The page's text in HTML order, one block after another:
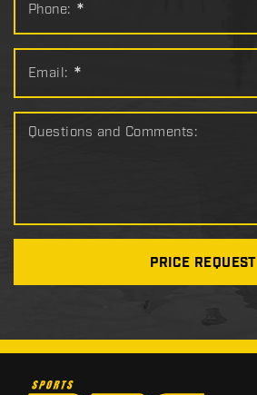
Phone: *
Email: *
Questions and Comments:
PRICE REQUEST